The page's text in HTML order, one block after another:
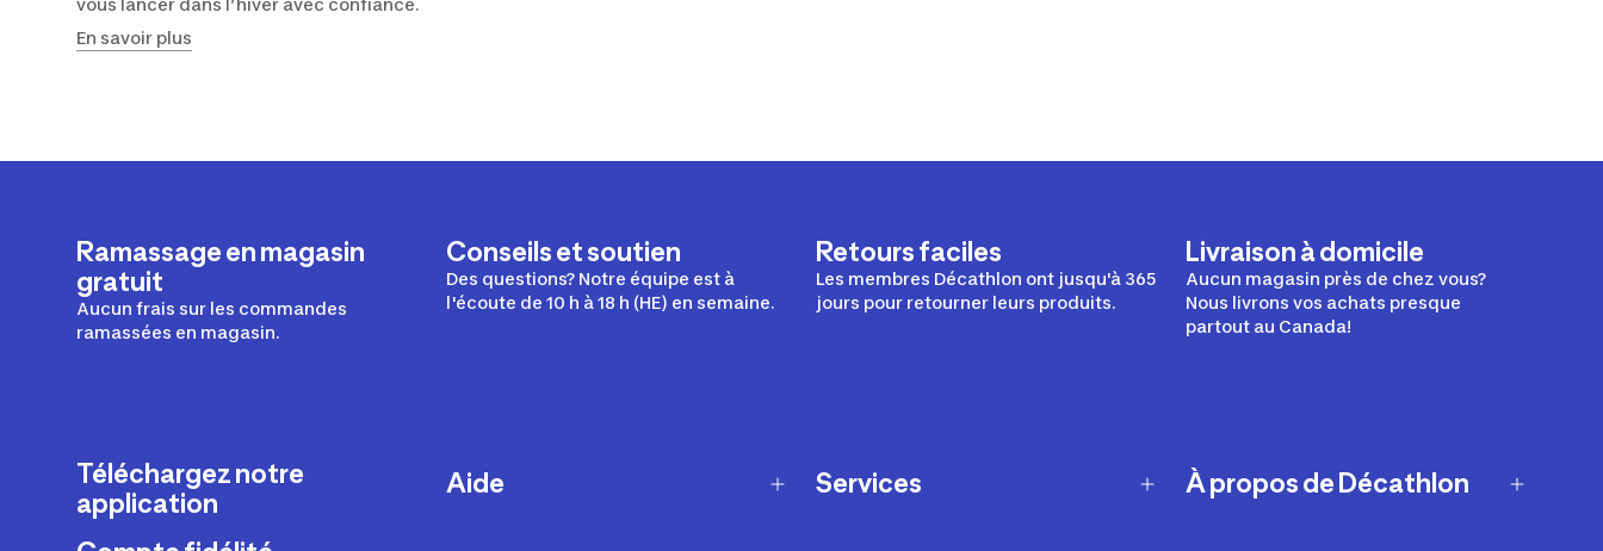
vous lancer dans l’hiver avec confiance.
En savoir plus
Ramassage en magasin
gratuit
Aucun frais sur les commandes
ramassées en magasin.
Conseils et soutien
Des questions? Notre équipe est à
l'écoute de 10 h à 18 h (HE) en semaine.
Retours faciles
Les membres Décathlon ont jusqu'à 365
jours pour retourner leurs produits.
Livraison à domicile
Aucun magasin près de chez vous?
Nous livrons vos achats presque
partout au Canada!
Téléchargez notre
application
Aide Services À propos de Décathlon